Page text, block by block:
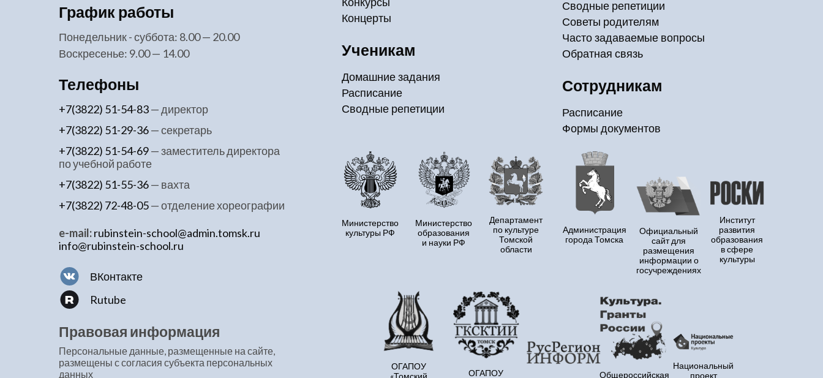
График работы
понедельник - суббота: 8.00 — 20.00
воскресенье: 9.00 — 14.00
Телефоны
+7(3822) 51-54-83— директор
+7(3822) 51-29-36— секретарь
+7(3822) 51-54-69— заместитель директора
по учебной работе
+7(3822) 51-55-36— вахта
+7(3822) 72-48-05— отделение хореографии
e-mail:rubinstein-school@admin.tomsk.ru
info@rubinstein-school.ru
ВКонтакте
Rutube
Правовая информация
Персональные данные, размещенные на сайте,
размещены с согласия субъекта персональных
данных
Концерты
Ученикам
Домашние задания
Расписание
Сводные репетиции
Сводные репетиции
Советы родителям
Часто задаваемые вопросы
Обратная связь
Сотрудникам
Расписание
Формы документов
Министерство
культуры РФ
Министерство
образования
и науки РФ
Департамент
по культуре
Томской
области
Администрация
города Томска
Официальный
сайт для
размещения
информации о
госучреждениях
Институт
развития
образования
в сфере
культуры
ОГАПОУ
ОГАПОУ
Общероссийская
Национальный
проект